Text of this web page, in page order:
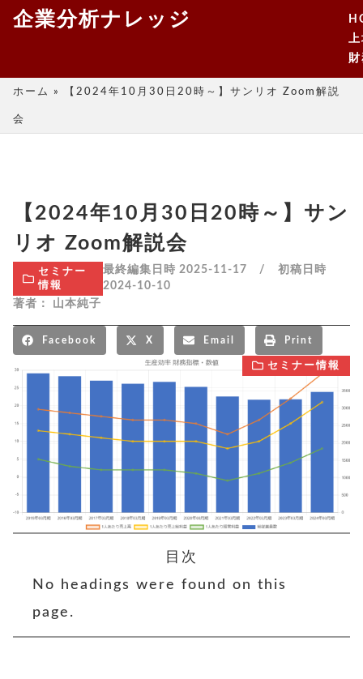
企業分析ナレッジ
ホーム » 【2024年10月30日20時～】サンリオ Zoom解説
会
【2024年10月30日20時～】サン
リオ Zoom解説会
セミナー
情報
最終編集日時 2025-11-17 / 初稿日時
2024-10-10
著者：
山本純子
Facebook X Email Print
セミナー情報
目次
No headings were found on this
page.